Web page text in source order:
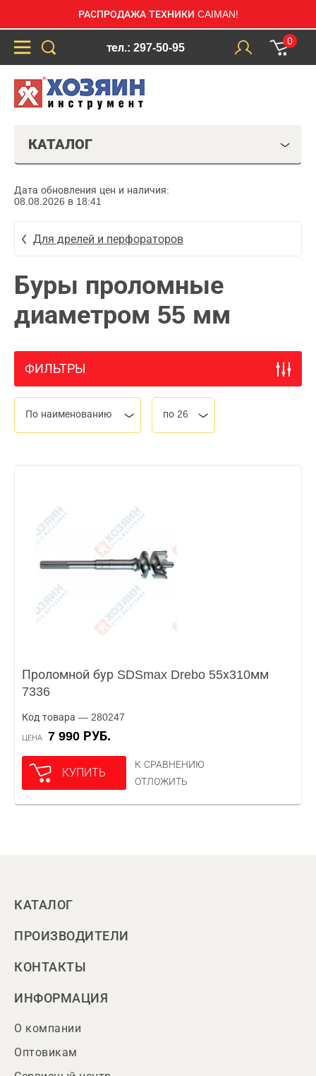
РАСПРОДАЖА ТЕХНИКИ CAIMAN!
тел.: 297-50-95
0
КАТАЛОГ
Дата обновления цен и наличия:
08.08.2026 в 18:41
Для дрелей и перфораторов
Буры проломные
диаметром 55 мм
ФИЛЬТРЫ
По наименованию по 26
Проломной бур SDSmax Drebo 55х310мм
7336
Код товара — 280247
ЦЕНА 7 990 РУБ.
КУПИТЬ
К СРАВНЕНИЮ
ОТЛОЖИТЬ
КАТАЛОГ
ПРОИЗВОДИТЕЛИ
КОНТАКТЫ
ИНФОРМАЦИЯ
О компании
Оптовикам